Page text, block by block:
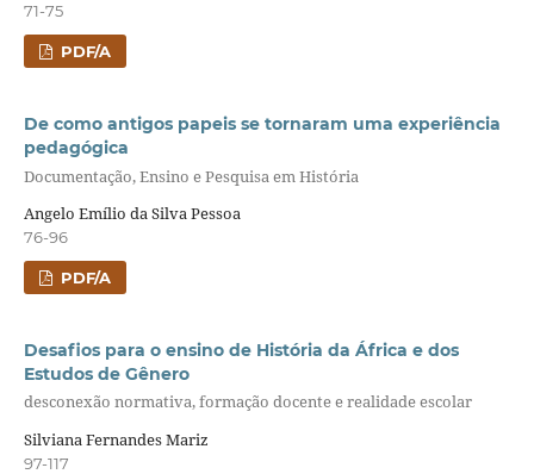
71-75
PDF/A
De como antigos papeis se tornaram uma experiência
pedagógica
Documentação, Ensino e Pesquisa em História
Angelo Emílio da Silva Pessoa
76-96
PDF/A
Desafios para o ensino de História da África e dos
Estudos de Gênero
desconexão normativa, formação docente e realidade escolar
Silviana Fernandes Mariz
97-117